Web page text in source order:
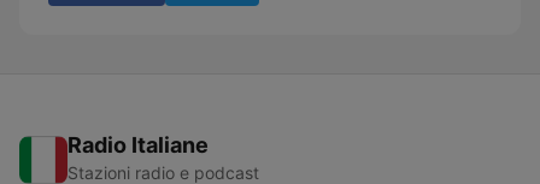
Radio Italiane
Stazioni radio e podcast